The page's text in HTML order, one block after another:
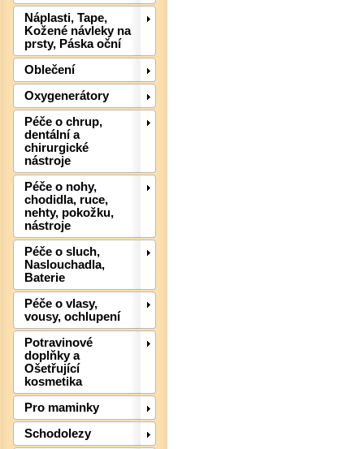
Náplasti, Tape,
Kožené návleky na
prsty, Páska oční
Oblečení
Oxygenerátory
Péče o chrup,
dentální a
chirurgické
nástroje
Péče o nohy,
chodidla, ruce,
nehty, pokožku,
nástroje
Péče o sluch,
Naslouchadla,
Baterie
Péče o vlasy,
vousy, ochlupení
Potravinové
doplňky a
Ošetřující
kosmetika
Pro maminky
Schodolezy